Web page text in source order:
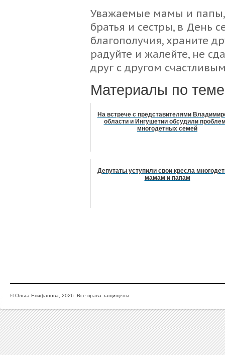
Уважаемые мамы и
братья и сестры, в День
благополучия, храните
радуйте и жалейте, не
друг с другом
Материалы по
На встрече с представителями
области и Ингушетии обсудили
многодетных семей
Депутаты уступили свои кресла
мамам и папам
© Ольга Епифанова, 2026. Все права защищены.